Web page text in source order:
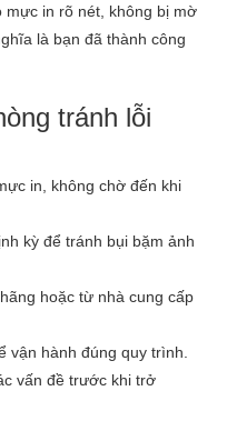
in rõ nét, không bị mờ
là bạn đã thành công
tránh lỗi
in, không chờ đến khi
kỳ để tránh bụi bặm ảnh
hoặc từ nhà cung cấp
vận hành đúng quy trình.
vấn đề trước khi trở